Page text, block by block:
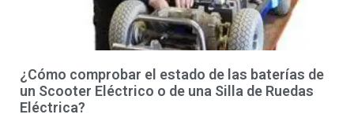
¿Cómo comprobar el estado de las baterías de
un Scooter Eléctrico o de una Silla de Ruedas
Eléctrica?